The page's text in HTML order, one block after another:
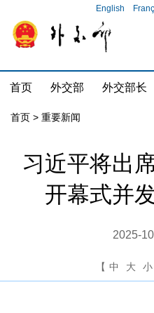
English
首页 外交部 外交部长
首页 > 重要新闻
习近平将出
开幕式并
2025-
【 中 大 小